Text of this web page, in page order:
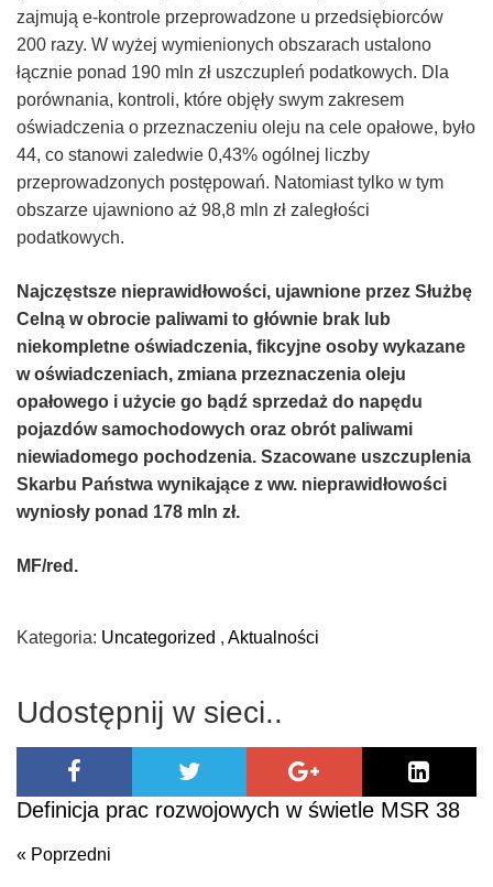
zajmują e-kontrole przeprowadzone u przedsiębiorców
200 razy. W wyżej wymienionych obszarach ustalono
łącznie ponad 190 mln zł uszczupleń podatkowych. Dla
porównania, kontroli, które objęły swym zakresem
oświadczenia o przeznaczeniu oleju na cele opałowe, było
44, co stanowi zaledwie 0,43% ogólnej liczby
przeprowadzonych postępowań. Natomiast tylko w tym
obszarze ujawniono aż 98,8 mln zł zaległości
podatkowych.
Najczęstsze nieprawidłowości, ujawnione przez Służbę
Celną w obrocie paliwami to głównie brak lub
niekompletne oświadczenia, fikcyjne osoby wykazane
w oświadczeniach, zmiana przeznaczenia oleju
opałowego i użycie go bądź sprzedaż do napędu
pojazdów samochodowych oraz obrót paliwami
niewiadomego pochodzenia. Szacowane uszczuplenia
Skarbu Państwa wynikające z ww. nieprawidłowości
wyniosły ponad 178 mln zł.
MF/red.
Kategoria: Uncategorized , Aktualności
Udostępnij w sieci..
Definicja prac rozwojowych w świetle MSR 38
« Poprzedni